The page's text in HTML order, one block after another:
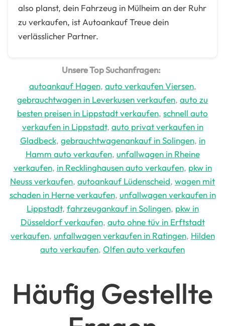
also planst, dein Fahrzeug in Mülheim an der Ruhr
zu verkaufen, ist Autoankauf Treue dein
verlässlicher Partner.
Unsere Top Suchanfragen:
autoankauf Hagen, auto verkaufen Viersen,
gebrauchtwagen in Leverkusen verkaufen, auto zu
besten preisen in Lippstadt verkaufen, schnell auto
verkaufen in Lippstadt, auto privat verkaufen in
Gladbeck, gebrauchtwagenankauf in Solingen, in
Hamm auto verkaufen, unfallwagen in Rheine
verkaufen, in Recklinghausen auto verkaufen, pkw in
Neuss verkaufen, autoankauf Lüdenscheid, wagen mit
schaden in Herne verkaufen, unfallwagen verkaufen in
Lippstadt, fahrzeugankauf in Solingen, pkw in
Düsseldorf verkaufen, auto ohne tüv in Erftstadt
verkaufen, unfallwagen verkaufen in Ratingen, Hilden
auto verkaufen, Olfen auto verkaufen
Häufig Gestellte